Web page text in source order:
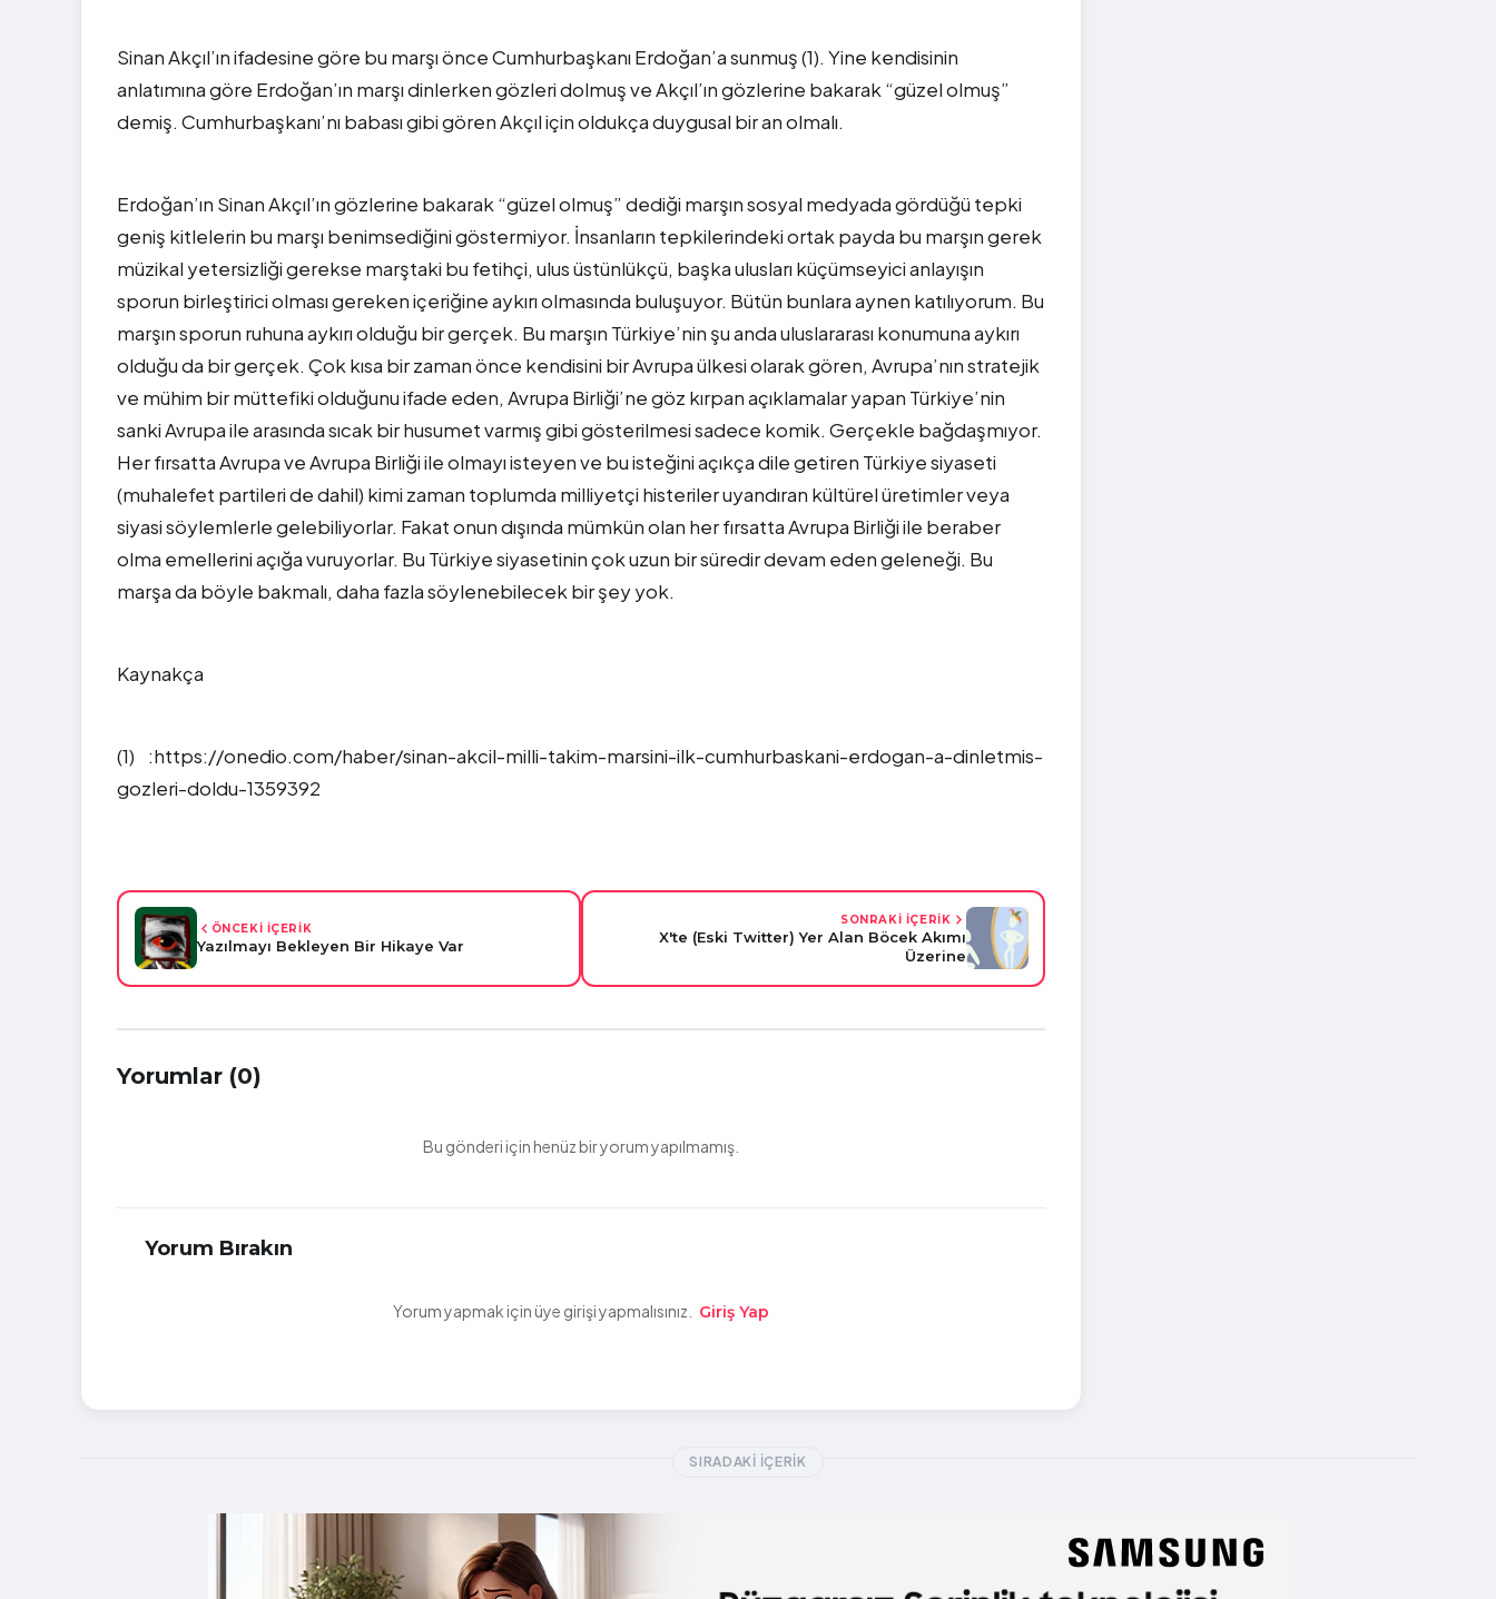
Sinan Akçıl’ın ifadesine göre bu marşı önce Cumhurbaşkanı Erdoğan’a sunmuş (1). Yine kendisinin
anlatımına göre Erdoğan’ın marşı dinlerken gözleri dolmuş ve Akçıl’ın gözlerine bakarak “güzel olmuş”
demiş. Cumhurbaşkanı’nı babası gibi gören Akçıl için oldukça duygusal bir an olmalı.
Erdoğan’ın Sinan Akçıl’ın gözlerine bakarak “güzel olmuş” dediği marşın sosyal medyada gördüğü tepki
geniş kitlelerin bu marşı benimsediğini göstermiyor. İnsanların tepkilerindeki ortak payda bu marşın gerek
müzikal yetersizliği gerekse marştaki bu fetihçi, ulus üstünlükçü, başka ulusları küçümseyici anlayışın
sporun birleştirici olması gereken içeriğine aykırı olmasında buluşuyor. Bütün bunlara aynen katılıyorum. Bu
marşın sporun ruhuna aykırı olduğu bir gerçek. Bu marşın Türkiye’nin şu anda uluslararası konumuna aykırı
olduğu da bir gerçek. Çok kısa bir zaman önce kendisini bir Avrupa ülkesi olarak gören, Avrupa’nın stratejik
ve mühim bir müttefiki olduğunu ifade eden, Avrupa Birliği’ne göz kırpan açıklamalar yapan Türkiye’nin
sanki Avrupa ile arasında sıcak bir husumet varmış gibi gösterilmesi sadece komik. Gerçekle bağdaşmıyor.
Her fırsatta Avrupa ve Avrupa Birliği ile olmayı isteyen ve bu isteğini açıkça dile getiren Türkiye siyaseti
(muhalefet partileri de dahil) kimi zaman toplumda milliyetçi histeriler uyandıran kültürel üretimler veya
siyasi söylemlerle gelebiliyorlar. Fakat onun dışında mümkün olan her fırsatta Avrupa Birliği ile beraber
olma emellerini açığa vuruyorlar. Bu Türkiye siyasetinin çok uzun bir süredir devam eden geleneği. Bu
marşa da böyle bakmalı, daha fazla söylenebilecek bir şey yok.
Kaynakça
(1) :https://onedio.com/haber/sinan-akcil-milli-takim-marsini-ilk-cumhurbaskani-erdogan-a-dinletmis-
gozleri-doldu-1359392
ÖNCEKİ İÇERİK
Yazılmayı Bekleyen Bir Hikaye Var
SONRAKİ İÇERİK
X'te (Eski Twitter) Yer Alan Böcek Akımı
Üzerine
Yorumlar (0)
Bu gönderi için henüz bir yorum yapılmamış.
Yorum Bırakın
Yorum yapmak için üye girişi yapmalısınız. Giriş Yap
SIRADAKI İÇERIK